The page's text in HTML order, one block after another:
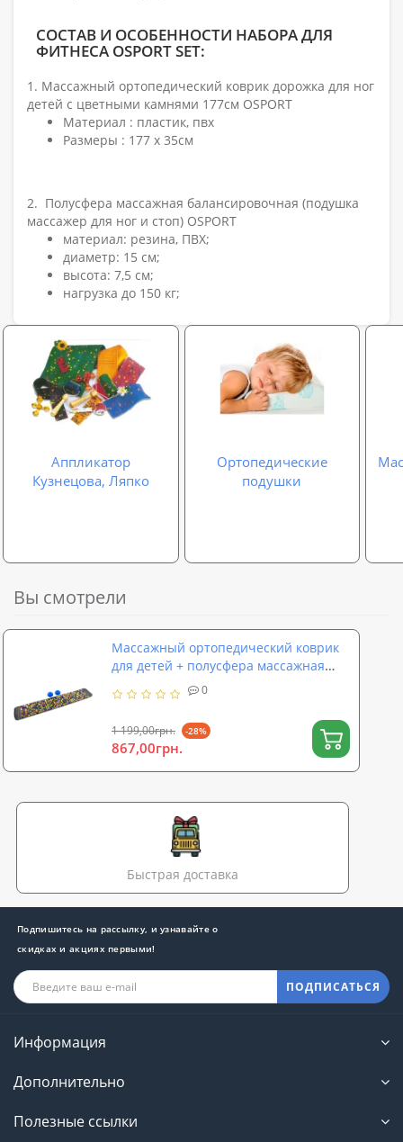
СОСТАВ И ОСОБЕННОСТИ НАБОРА ДЛЯ
ФИТНЕСА OSPORT SET:
1. Массажный ортопедический коврик дорожка для ног
детей с цветными камнями 177см OSPORT
Материал : пластик, пвх
Размеры : 177 х 35см
2. Полусфера массажная балансировочная (подушка
массажер для ног и стоп) OSPORT
материал: резина, ПВХ;
диаметр: 15 см;
высота: 7,5 см;
нагрузка до 150 кг;
Аппликатор
Кузнецова, Ляпко
Ортопедические
подушки
Вы смотрели
Массажный ортопедический коврик
для детей + полусфера массажная
массажер для ног 2шт OSPORT Set 73
(n-0103)
0
1 199,00грн. -28%
867,00грн.
Быстрая доставка
Подпишитесь на рассылку, и узнавайте о
скидках и акциях первыми!
ПОДПИСАТЬСЯ
Информация
Дополнительно
Полезные ссылки